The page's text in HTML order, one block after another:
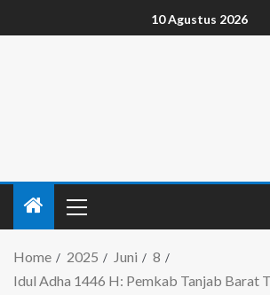
10 Agustus 2026
Home 2025 Juni
8
Idul Adha 1446 H: Pemkab Tanjab Barat